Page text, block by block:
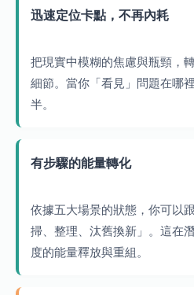
迅速定位卡點，不再內耗
把現實中模糊的焦慮與瓶頸，
細節。當你「看見」問題在哪
半。
有步驟的能量轉化
依據五大場景的狀態，你可以
掃、整理、汰舊換新」。這在
度的能量釋放與重組。